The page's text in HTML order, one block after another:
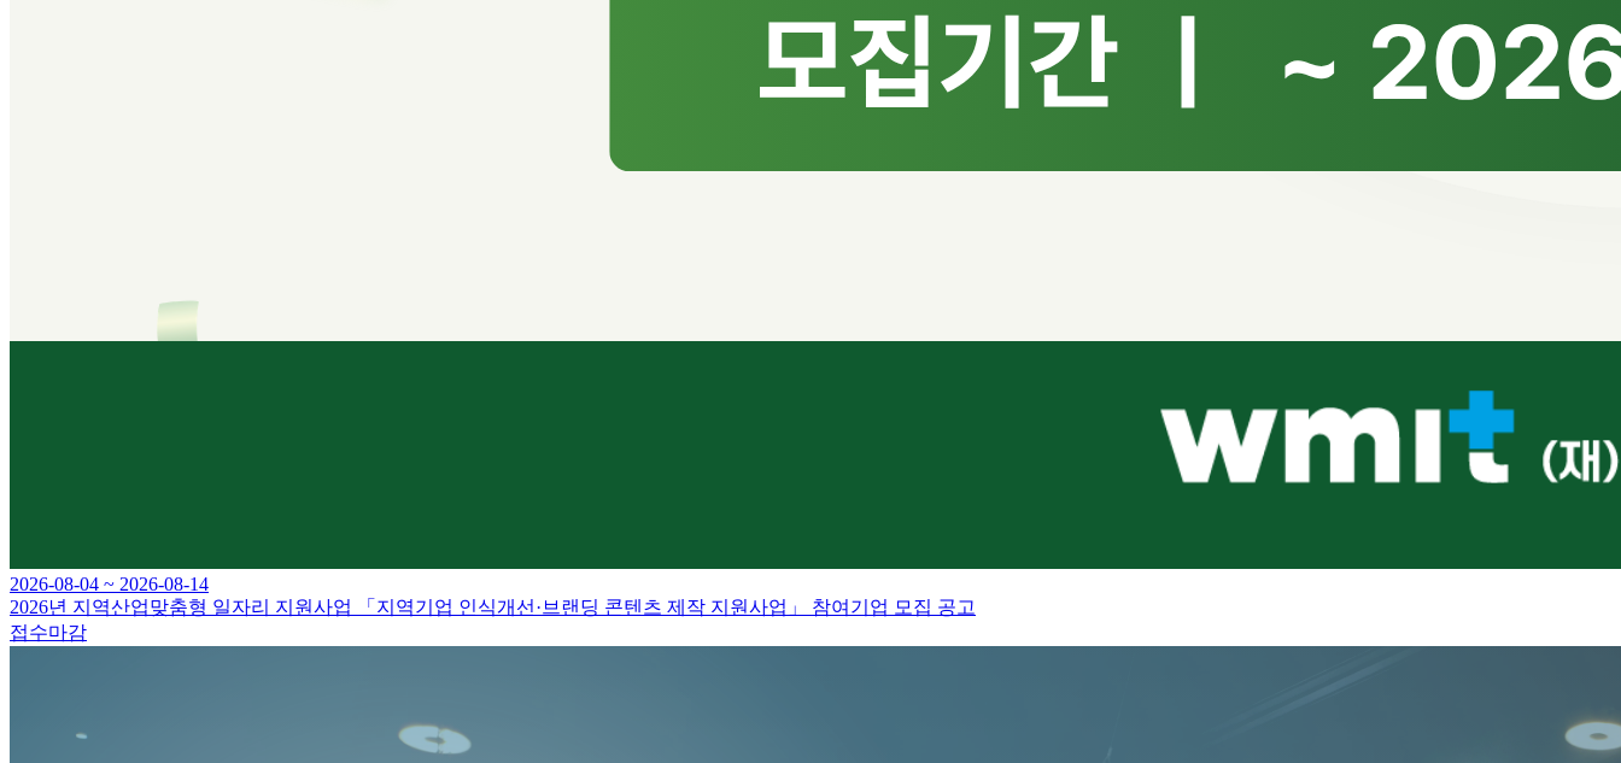
2026-08-04 ~ 2026-08-14
2026년 지역산업맞춤형 일자리 지원사업 「지역기업 인식개선·브랜딩 콘텐츠 제작 지원사업」 참여기업 모집 공고
접수마감